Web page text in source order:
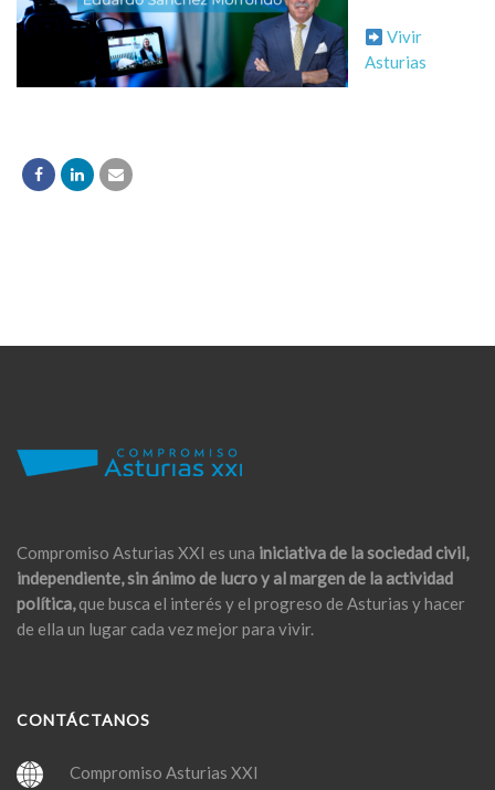
Vivir
Asturias
Compromiso Asturias XXI es una iniciativa de la sociedad civil,
independiente, sin ánimo de lucro y al margen de la actividad
política,que busca el interés y el progreso de Asturias y hacer
de ella un lugar cada vez mejor para vivir.
CONTÁCTANOS
Compromiso Asturias XXI